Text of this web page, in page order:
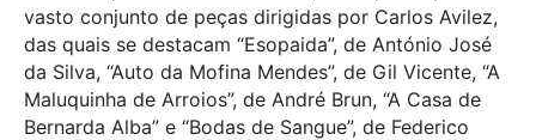
vasto conjunto de peças dirigidas por Carlos Avilez,
das quais se destacam “Esopaida”, de António José
da Silva, “Auto da Mofina Mendes”, de Gil Vicente, “A
Maluquinha de Arroios”, de André Brun, “A Casa de
Bernarda Alba” e “Bodas de Sangue”, de Federico